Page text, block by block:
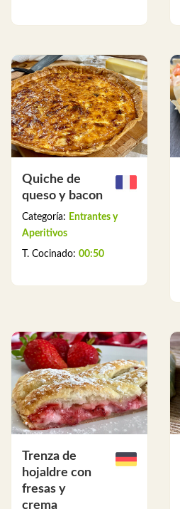
Quiche de
queso y bacon
Categoría: Entrantes y
Aperitivos
T. Cocinado: 00:50
Trenza de
hojaldre con
fresas y
crema